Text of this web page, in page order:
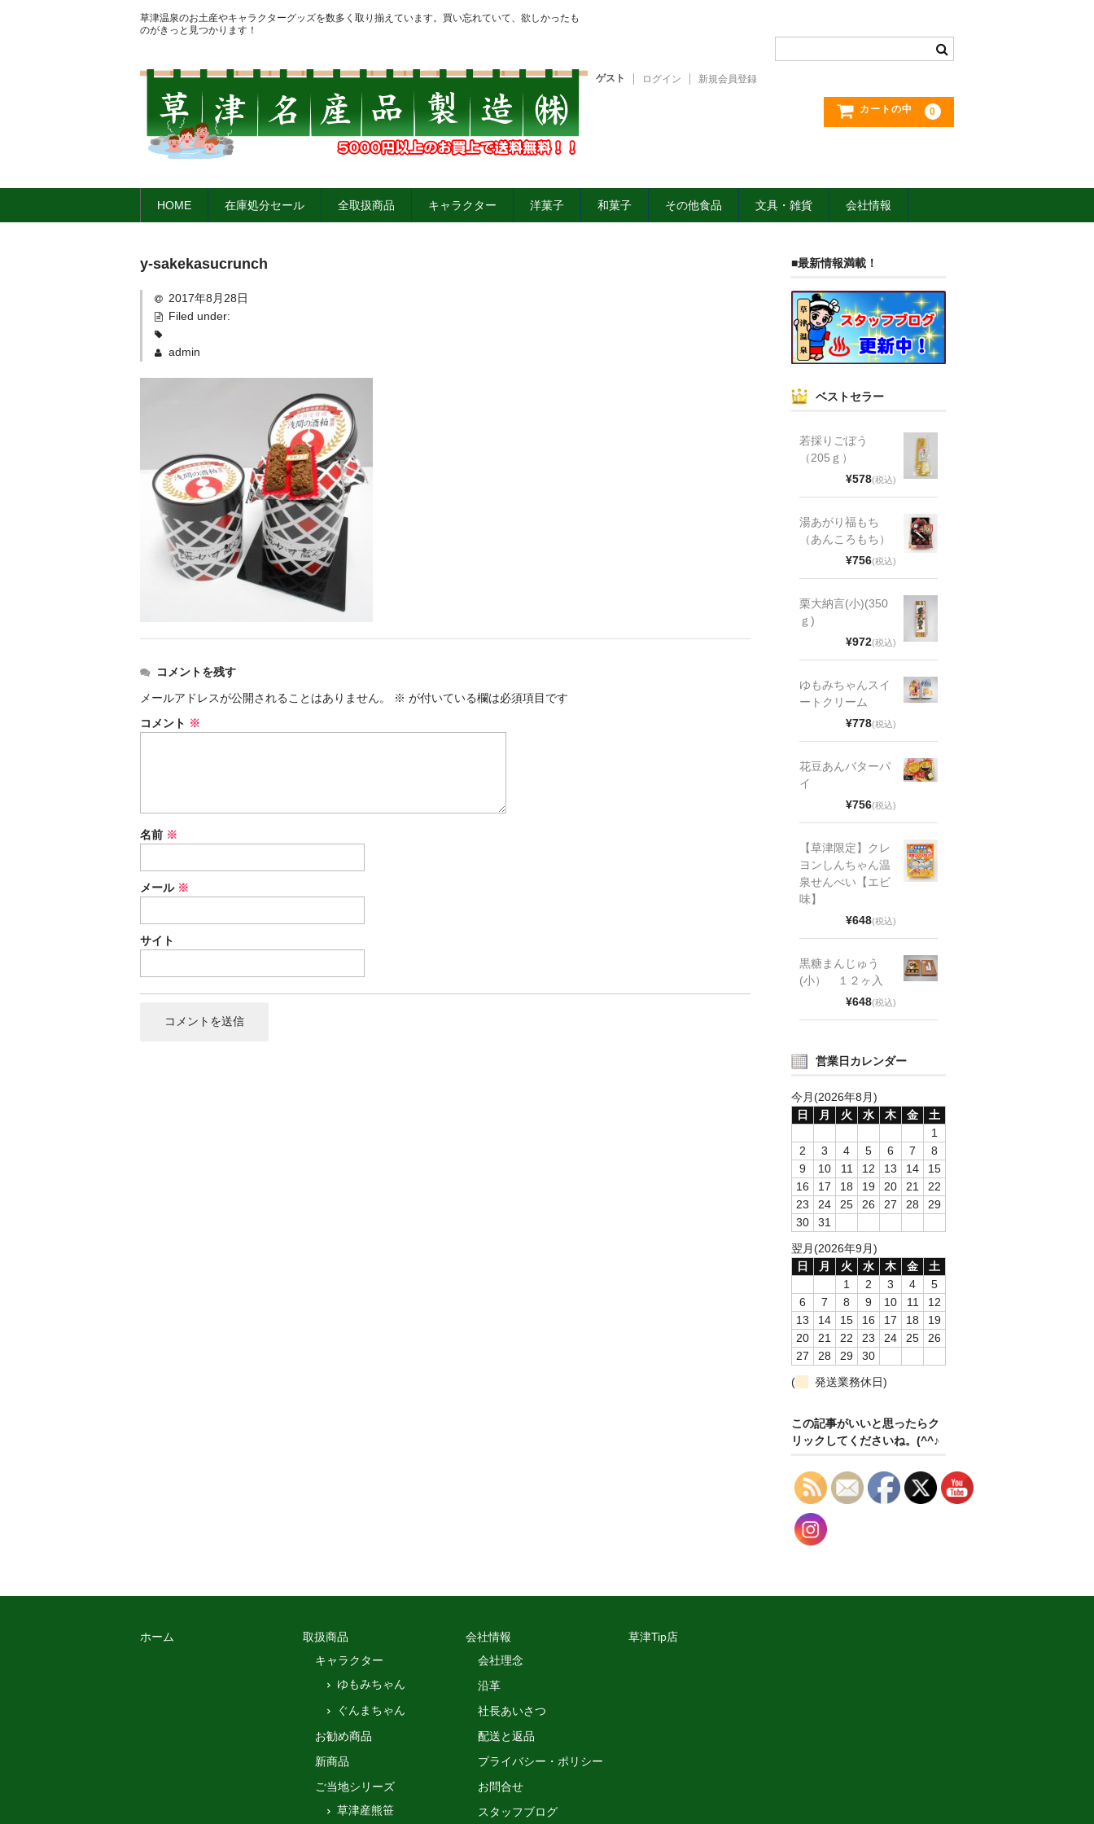
草津温泉のお土産やキャラクターグッズを数多く取り揃えています。買い忘れていて、欲しかったも
のがきっと見つかります！
ゲスト ログイン 新規会員登録
カートの中 0
HOME 在庫処分セール 全取扱商品 キャラクター 洋菓子 和菓子 その他食品 文具・雑貨 会社情報
y-sakekasucrunch
2017年8月28日
Filed under:
admin
コメントを残す
メールアドレスが公開されることはありません。
※ が付いている欄は必須項目です
コメント ※
名前 ※
メール ※
サイト
■最新情報満載！
ベストセラー
若採りごぼう
（205ｇ）
¥578(税込)
湯あがり福もち
（あんころもち）
¥756(税込)
栗大納言(小)(350
ｇ)
¥972(税込)
ゆもみちゃんスイ
ートクリーム
¥778(税込)
花豆あんバターパ
イ
¥756(税込)
【草津限定】クレ
ヨンしんちゃん温
泉せんべい【エビ
味】
¥648(税込)
黒糖まんじゅう
(小） １２ヶ入
¥648(税込)
営業日カレンダー
今月(2026年8月)
日
月 火 水 木 金
土
1
2
3 4 5 6 7
8
9
10 11 12 13 14
15
16
17 18 19 20 21
22
23
24 25 26 27 28
29
30
31
翌月(2026年9月)
日
月 火 水 木 金
土
1
2 3 4
5
6
7 8 9 10 11
12
13
14 15 16 17 18
19
20
21 22 23 24 25
26
27
28 29
30
(
発送業務休日)
この記事がいいと思ったらク
リックしてくださいね。(^^♪
ホーム
取扱商品
キャラクター
ゆもみちゃん
ぐんまちゃん
お勧め商品
新商品
ご当地シリーズ
草津産熊笹
会社情報
会社理念
沿革
社長あいさつ
配送と返品
プライバシー・ポリシー
お問合せ
スタッフブログ
草津Tip店